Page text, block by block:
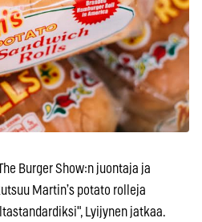
Burger Show:n juontaja ja
Martin’s potato rolleja
Lyijynen jatkaa.